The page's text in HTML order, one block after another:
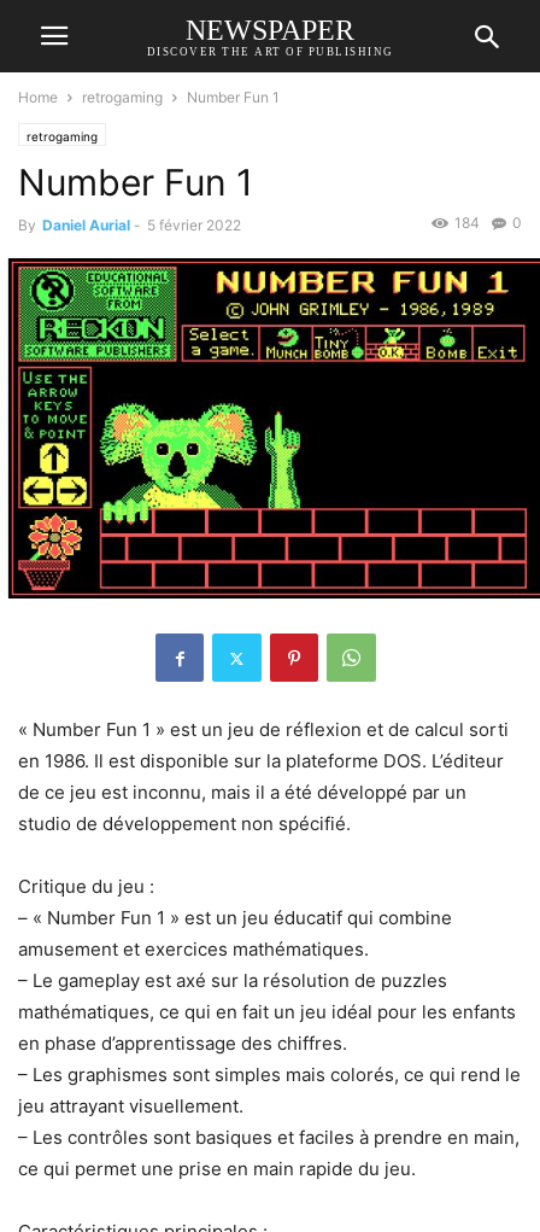
NEWSPAPER
DISCOVER THE ART OF PUBLISHING
Home retrogaming Number Fun 1
retrogaming
Number Fun 1
By Daniel Aurial - 5 février 2022 0
184
« Number Fun 1 » est un jeu de réflexion et de calcul sorti
en 1986. Il est disponible sur la plateforme DOS. L’éditeur
de ce jeu est inconnu, mais il a été développé par un
studio de développement non spécifié.
Critique du jeu :
– « Number Fun 1 » est un jeu éducatif qui combine
amusement et exercices mathématiques.
– Le gameplay est axé sur la résolution de puzzles
mathématiques, ce qui en fait un jeu idéal pour les enfants
en phase d’apprentissage des chiffres.
– Les graphismes sont simples mais colorés, ce qui rend le
jeu attrayant visuellement.
– Les contrôles sont basiques et faciles à prendre en main,
ce qui permet une prise en main rapide du jeu.